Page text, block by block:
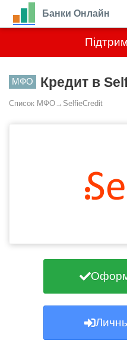
Банки Онлайн
МФО Кредит в
Список МФО→ SelfieCredit